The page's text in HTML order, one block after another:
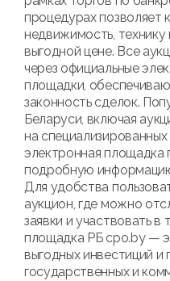
процедурах позволяет
недвижимость, технику
выгодной цене. Все
через официальные
площадки,
законность сделок.
Беларуси, включая
на
электронная площадка
подробную
Для удобства
аукцион, где можно
заявки и участвовать в
площадка РБ cpo.by —
выгодных инвестиций
государственных и